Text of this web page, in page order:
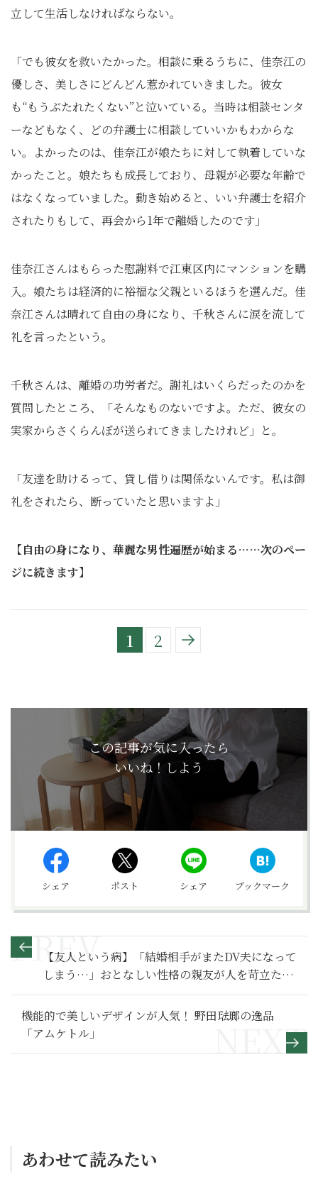
立して生活しなければならない。
「でも彼女を救いたかった。相談に乗るうちに、佳奈江の
優しさ、美しさにどんどん惹かれていきました。彼女
も“もうぶたれたくない”と泣いている。当時は相談センタ
ーなどもなく、どの弁護士に相談していいかもわからな
い。よかったのは、佳奈江が娘たちに対して執着していな
かったこと。娘たちも成長しており、母親が必要な年齢で
はなくなっていました。動き始めると、いい弁護士を紹介
されたりもして、再会から1年で離婚したのです」
佳奈江さんはもらった慰謝料で江東区内にマンションを購
入。娘たちは経済的に裕福な父親といるほうを選んだ。佳
奈江さんは晴れて自由の身になり、千秋さんに涙を流して
礼を言ったという。
千秋さんは、離婚の功労者だ。謝礼はいくらだったのかを
質問したところ、「そんなものないですよ。ただ、彼女の
実家からさくらんぼが送られてきましたけれど」と。
「友達を助けるって、貸し借りは関係ないんです。私は御
礼をされたら、断っていたと思いますよ」
【自由の身になり、華麗な男性遍歴が始まる……次のペー
ジに続きます】
1 2
この記事が気に入ったら
いいね！しよう
シェア ポスト シェア ブックマーク
【友人という病】「結婚相手がまたDV夫になって
しまう…」おとなしい性格の親友が人を苛立たせ
る理由～その１～
機能的で美しいデザインが人気！ 野田琺瑯の逸品
「アムケトル」
あわせて読みたい